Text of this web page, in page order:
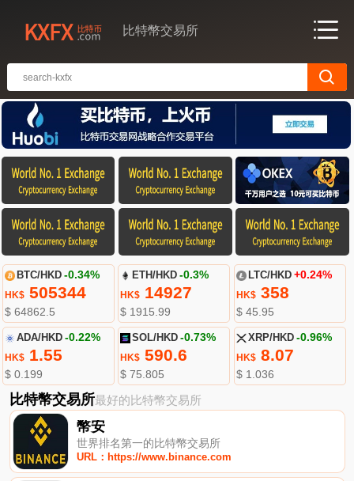
比特幣交易所
BTC/HKD -0.34%
HK$505344
$ 64862.5
ETH/HKD -0.3%
HK$ 14927
$ 1915.99
LTC/HKD +0.24%
HK$358
$ 45.95
ADA/HKD -0.22%
HK$1.55
$ 0.199
SOL/HKD -0.73%
HK$ 590.6
$ 75.805
XRP/HKD -0.96%
HK$8.07
$ 1.036
比特幣交易所最好的比特幣交易所
幣安
世界排名第一的比特幣交易所
URL：https://www.binance.com